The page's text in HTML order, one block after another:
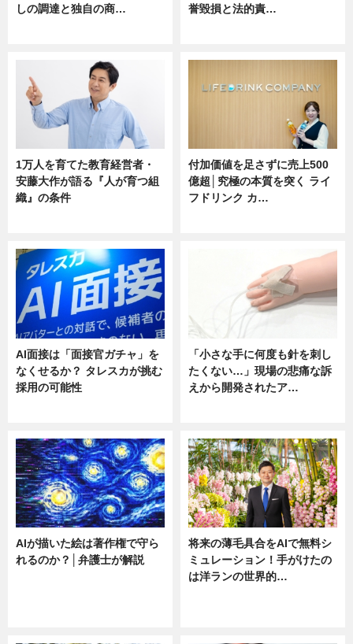
しの調達と独自の商…
誉毀損と法的責…
1万人を育てた教育経営者・
安藤大作が語る『人が育つ組
織』の条件
付加価値を足さずに売上500
億超│究極の本質を突く ライ
フドリンク カ…
AI面接は「面接官ガチャ」を
なくせるか？ タレスカが挑む
採用の可能性
「小さな手に何度も針を刺し
たくない…」現場の悲痛な訴
えから開発されたア…
AIが描いた絵は著作権で守ら
れるのか？│弁護士が解説
将来の薄毛具合をAIで無料シ
ミュレーション！手がけたの
は洋ランの世界的…